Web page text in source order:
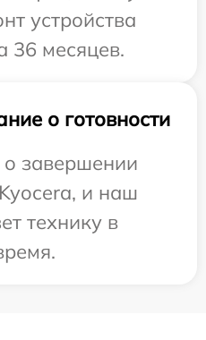
устройства
36 месяцев.
о готовности
завершении
и наш
технику в